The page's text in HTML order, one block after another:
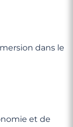
dans le
et de